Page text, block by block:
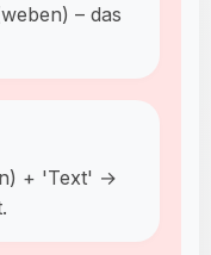
– das
+ 'Text' →